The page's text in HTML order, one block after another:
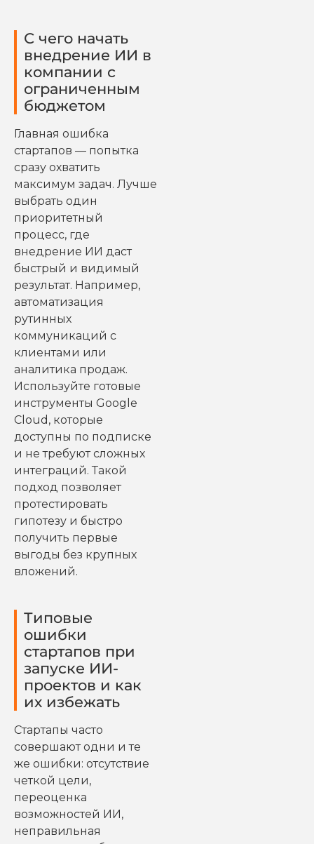
С чего начать
внедрение ИИ в
компании с
ограниченным
бюджетом
Главная ошибка
стартапов — попытка
сразу охватить
максимум задач. Лучше
выбрать один
приоритетный
процесс, где
внедрение ИИ даст
быстрый и видимый
результат. Например,
автоматизация
рутинных
коммуникаций с
клиентами или
аналитика продаж.
Используйте готовые
инструменты Google
Cloud, которые
доступны по подписке
и не требуют сложных
интеграций. Такой
подход позволяет
протестировать
гипотезу и быстро
получить первые
выгоды без крупных
вложений.
Типовые
ошибки
стартапов при
запуске ИИ-
проектов и как
их избежать
Стартапы часто
совершают одни и те
же ошибки: отсутствие
четкой цели,
переоценка
возможностей ИИ,
неправильная